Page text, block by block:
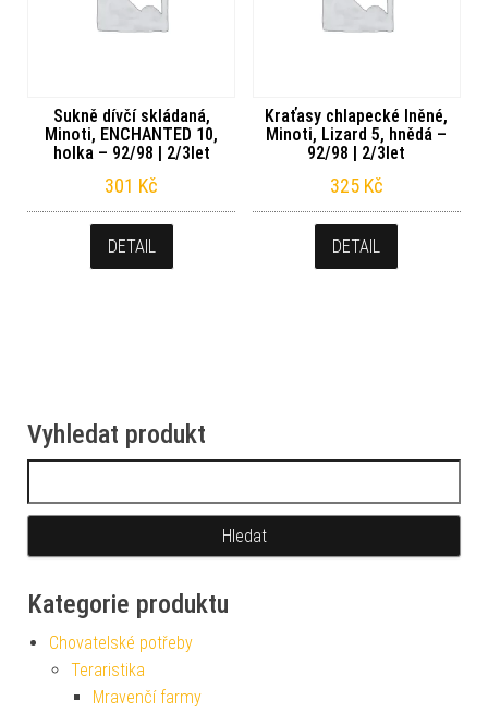
Sukně dívčí skládaná,
Minoti, ENCHANTED 10,
holka – 92/98 | 2/3let
301 Kč
DETAIL
Kraťasy chlapecké lněné,
Minoti, Lizard 5, hnědá –
92/98 | 2/3let
325 Kč
DETAIL
Vyhledat produkt
Kategorie produktu
Chovatelské potřeby
Teraristika
Mravenčí farmy